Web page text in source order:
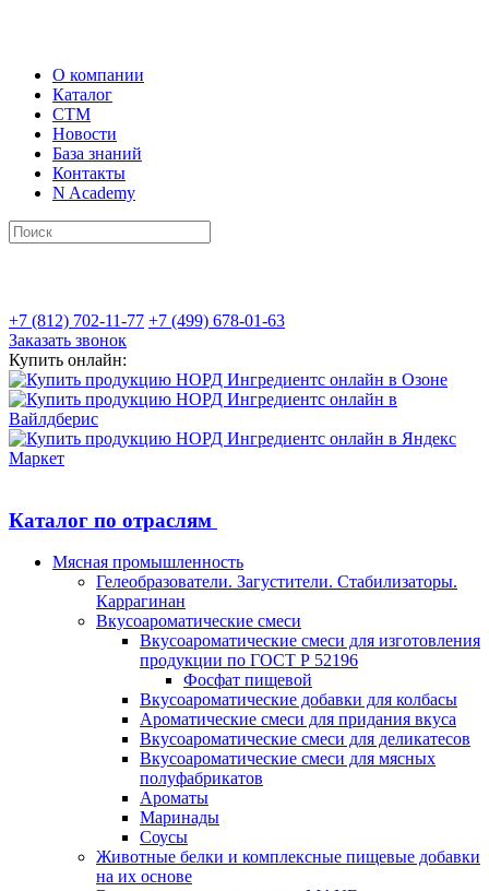
О компании
Каталог
СТМ
Новости
База знаний
Контакты
N Academy
+7 (812) 702-11-77 +7 (499) 678-01-63
Заказать звонок
Купить онлайн:
Каталог по отраслям
Мясная промышленность
Гелеобразователи. Загустители. Стабилизаторы.
Каррагинан
Вкусоароматические смеси
Вкусоароматические смеси для изготовления
продукции по ГОСТ Р 52196
Фосфат пищевой
Вкусоароматические добавки для колбасы
Ароматические смеси для придания вкуса
Вкусоароматические смеси для деликатесов
Вкусоароматические смеси для мясных
полуфабрикатов
Ароматы
Маринады
Соусы
Животные белки и комплексные пищевые добавки
на их основе